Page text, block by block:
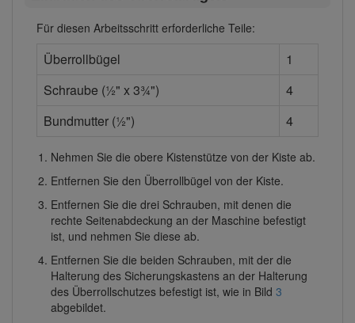
Für diesen Arbeitsschritt erforderliche Teile:
Überrollbügel
1
Schraube (½" x 3¾")
4
Bundmutter (½")
4
Nehmen Sie die obere Kistenstütze von der Kiste ab.
Entfernen Sie den Überrollbügel von der Kiste.
Entfernen Sie die drei Schrauben, mit denen die
rechte Seitenabdeckung an der Maschine befestigt
ist, und nehmen Sie diese ab.
Entfernen Sie die beiden Schrauben, mit der die
Halterung des Sicherungskastens an der Halterung
des Überrollschutzes befestigt ist, wie in Bild 3
abgebildet.